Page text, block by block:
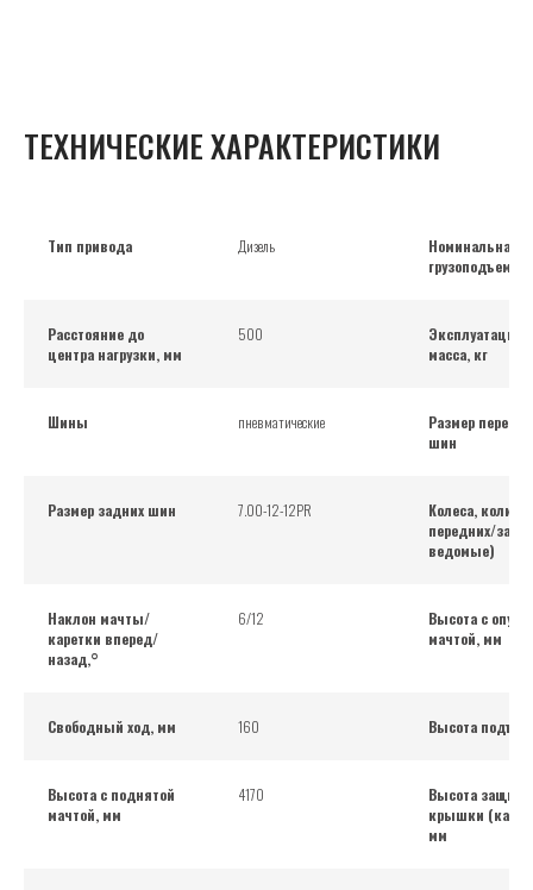
ТЕХНИЧЕСКИЕ ХАРАКТЕРИСТИКИ
Тип привода Дизель
Номинальная
Расстояние до
центра нагрузки, мм
500
масса, кг
Шины пневматические
Размер
шин
Размер задних шин 7.00-12-12PR
Колеса,
передних/
ведомые)
Наклон мачты/
каретки вперед/
назад,°
6/12
Высота с
мачтой, мм
Свободный ход, мм 160 Высота
Высота с поднятой
мачтой, мм
4170
Высота
крышки
мм